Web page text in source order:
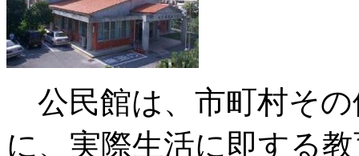
公民館は、市町村そ
に、実際生活に即する